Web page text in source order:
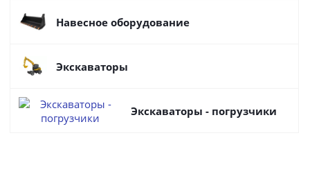
Навесное оборудование
Экскаваторы
Экскаваторы - погрузчики